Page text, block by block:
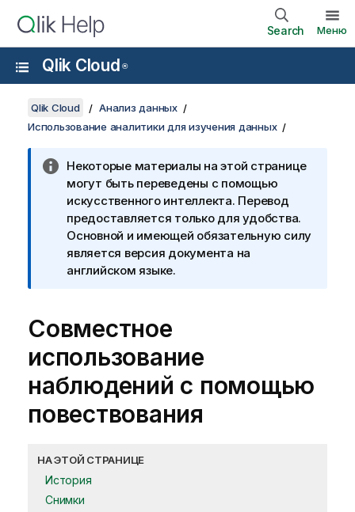
Search Меню
Qlik Cloud ®
Qlik Cloud
Анализ данных
Использование аналитики для изучения данных
Некоторые материалы на этой странице
могут быть переведены с помощью
искусственного интеллекта. Перевод
предоставляется только для удобства.
Основной и имеющей обязательную силу
является версия документа на
английском языке.
Совместное
использование
наблюдений с помощью
повествования
НА ЭТОЙ СТРАНИЦЕ
История
Снимки